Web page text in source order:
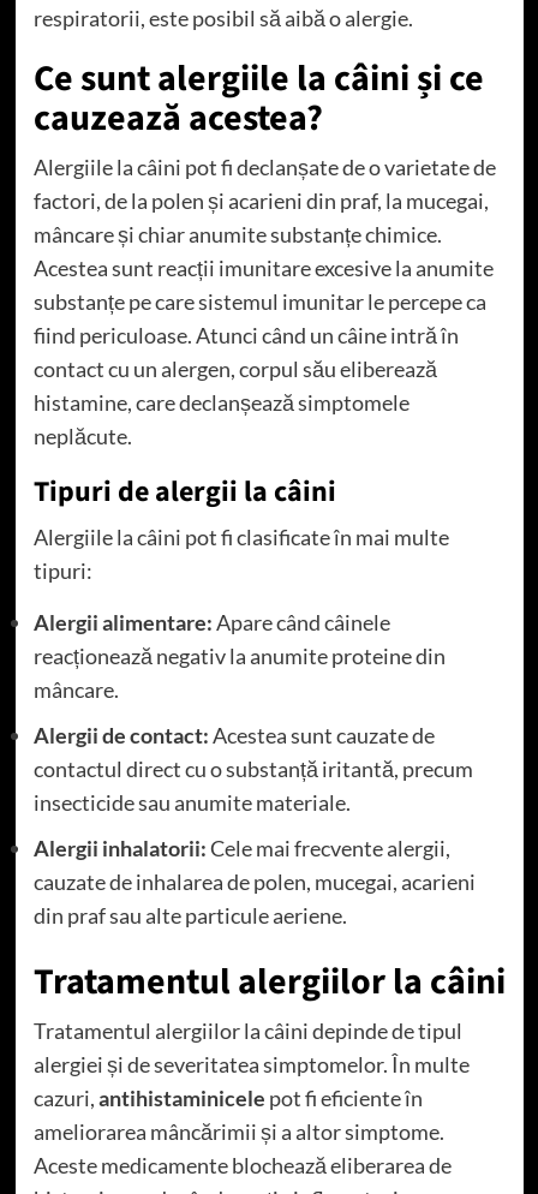
respiratorii, este posibil să aibă o alergie.
Ce sunt alergiile la câini și ce
cauzează acestea?
Alergiile la câini pot fi declanșate de o varietate de
factori, de la polen și acarieni din praf, la mucegai,
mâncare și chiar anumite substanțe chimice.
Acestea sunt reacții imunitare excesive la anumite
substanțe pe care sistemul imunitar le percepe ca
fiind periculoase. Atunci când un câine intră în
contact cu un alergen, corpul său eliberează
histamine, care declanșează simptomele
neplăcute.
Tipuri de alergii la câini
Alergiile la câini pot fi clasificate în mai multe
tipuri:
Alergii alimentare:Apare când câinele
reacționează negativ la anumite proteine din
mâncare.
Alergii de contact:Acestea sunt cauzate de
contactul direct cu o substanță iritantă, precum
insecticide sau anumite materiale.
Alergii inhalatorii:Cele mai frecvente alergii,
cauzate de inhalarea de polen, mucegai, acarieni
din praf sau alte particule aeriene.
Tratamentul alergiilor la câini
Tratamentul alergiilor la câini depinde de tipul
alergiei și de severitatea simptomelor. În multe
cazuri,antihistaminicele pot fi eficiente în
ameliorarea mâncărimii și a altor simptome.
Aceste medicamente blochează eliberarea de